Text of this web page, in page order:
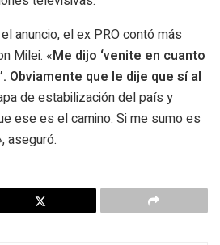
anuncio, el ex PRO contó más
Milei. «Me dijo ‘venite en cuanto
Obviamente que le dije que sí al
de estabilización del país y
ese es el camino. Si me sumo es
aseguró.